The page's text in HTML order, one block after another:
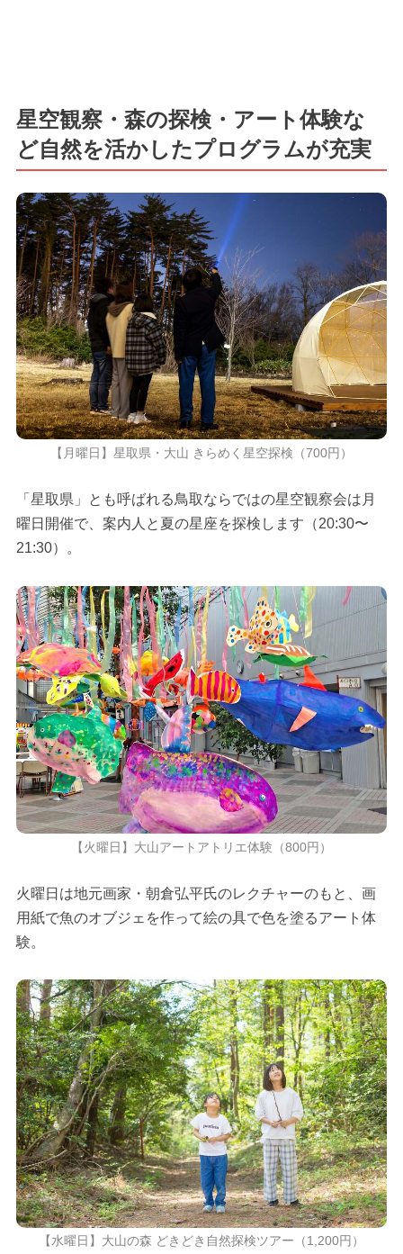
星空観察・森の探検・アート体験な
ど自然を活かしたプログラムが充実
【月曜日】星取県・大山 きらめく星空探検（700円）
「星取県」とも呼ばれる鳥取ならではの星空観察会は月
曜日開催で、案内人と夏の星座を探検します（20:30〜
21:30）。
【火曜日】大山アートアトリエ体験（800円）
火曜日は地元画家・朝倉弘平氏のレクチャーのもと、画
用紙で魚のオブジェを作って絵の具で色を塗るアート体
験。
【水曜日】大山の森 どきどき自然探検ツアー（1,200円）